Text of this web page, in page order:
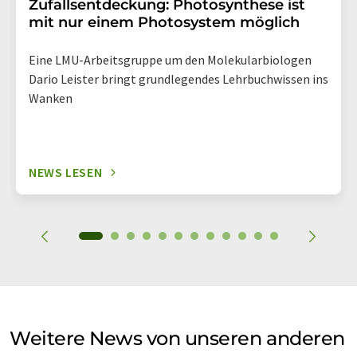
Zufallsentdeckung: Photosynthese ist
mit nur einem Photosystem möglich
Eine LMU-Arbeitsgruppe um den Molekularbiologen
Dario Leister bringt grundlegendes Lehrbuchwissen ins
Wanken
NEWS LESEN
Weitere News von unseren anderen